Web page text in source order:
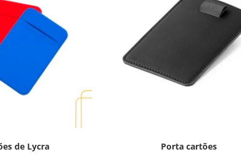
de Lycra Porta cartões